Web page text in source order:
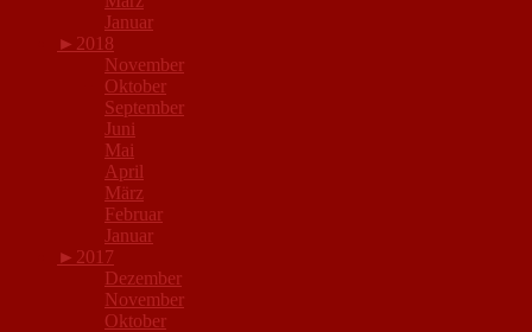
Januar
► 2018
November
Oktober
September
Juni
Mai
April
März
Februar
Januar
► 2017
Dezember
November
Oktober